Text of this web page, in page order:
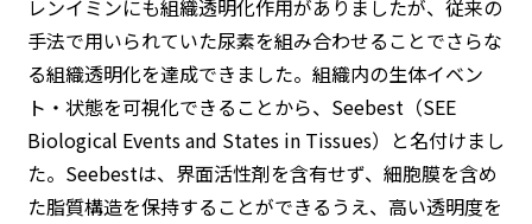
レンイミンにも組織透明化作用がありましたが、従来の
手法で用いられていた尿素を組み合わせることでさらな
る組織透明化を達成できました。組織内の生体イベン
ト・状態を可視化できることから、Seebest（SEE
Biological Events and States in Tissues）と名付けまし
た。Seebestは、界面活性剤を含有せず、細胞膜を含め
た脂質構造を保持することができるうえ、高い透明度を